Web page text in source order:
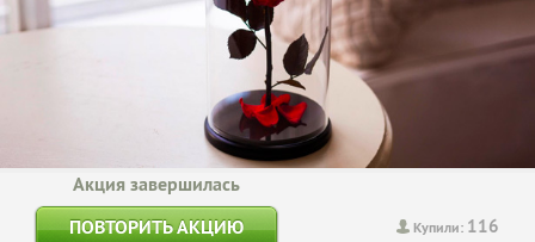
Купили: 116
Акция завершилась
ПОВТОРИТЬ АКЦИЮ